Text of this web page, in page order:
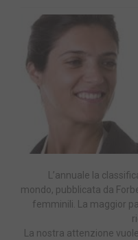
L’annuale la
mondo, pubblicata da
femminili. La maggior
La nostra attenzione